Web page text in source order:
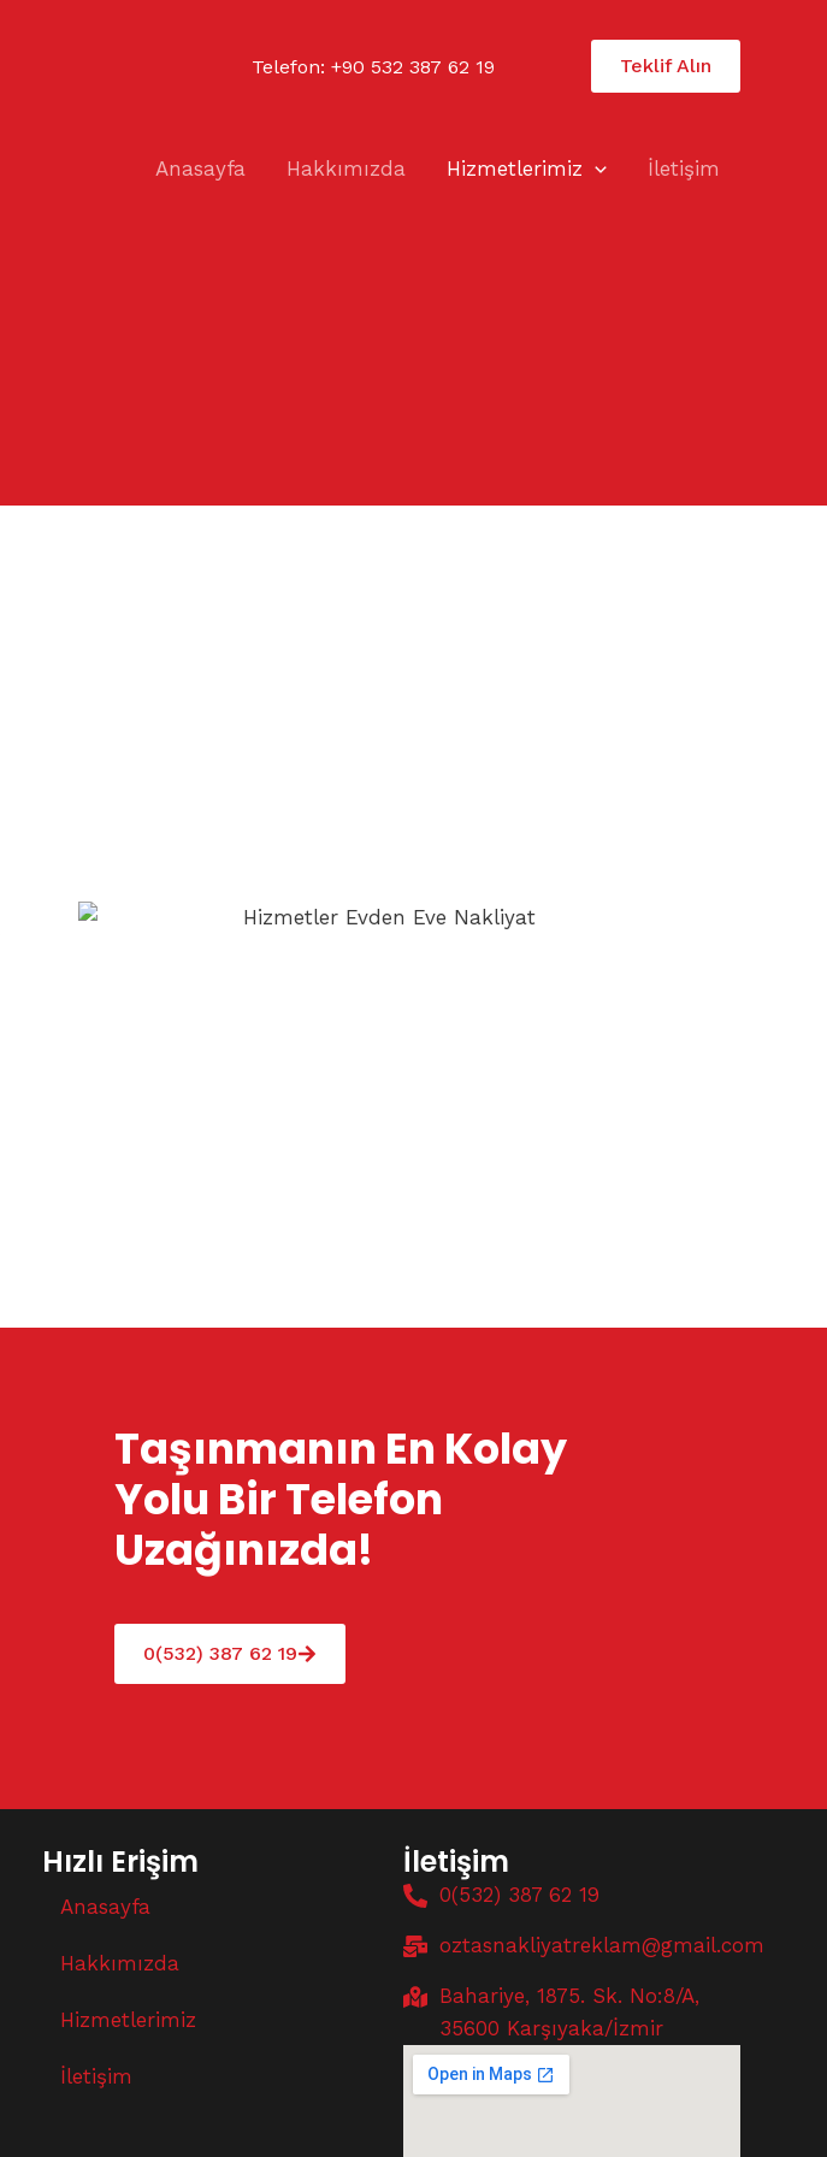
Telefon: +90 532 387 62 19 Teklif Alın
Anasayfa Hakkımızda Hizmetlerimiz İletişim
Taşınmanın En Kolay
Yolu Bir Telefon
Uzağınızda!
0(532) 387 62 19
Hızlı Erişim
Anasayfa
Hakkımızda
Hizmetlerimiz
İletişim
İletişim
0(532) 387 62 19
oztasnakliyatreklam@gmail.com
Bahariye, 1875. Sk. No:8/A,
35600 Karşıyaka/İzmir